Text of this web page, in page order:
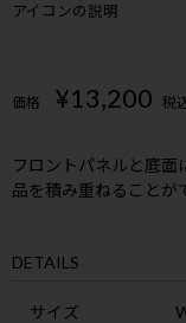
アイコンの説明
価格 ¥13,200 税
フロントパネルと底面
品を積み重ねることが
DETAILS
サイズ